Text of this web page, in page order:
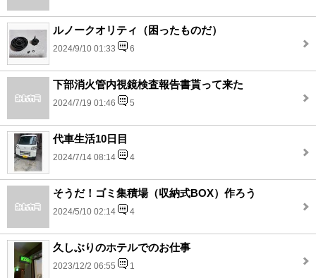
ルノークオリティ（困ったものだ）
2024/9/10 01:33 6
下部消火管内視鏡検査報告書貰って来た
2024/7/19 01:46 5
代車生活10日目
2024/7/14 08:14 4
そうだ！ゴミ集積場（収納式BOX）作ろう
2024/5/10 02:14 4
久しぶりのホテルでのお仕事
2023/12/2 06:55 1